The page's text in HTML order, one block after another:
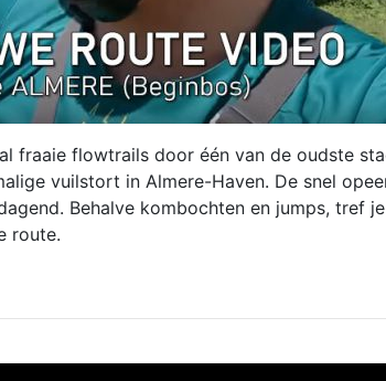
fraaie flowtrails door één van de oudste
vuilstort in Almere-Haven. De snel
Behalve kombochten en jumps, tref
route.